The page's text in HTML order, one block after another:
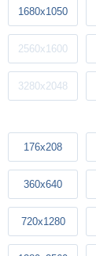
1680x1050
2560x1600
3280x2048
176x208
360x640
720x1280